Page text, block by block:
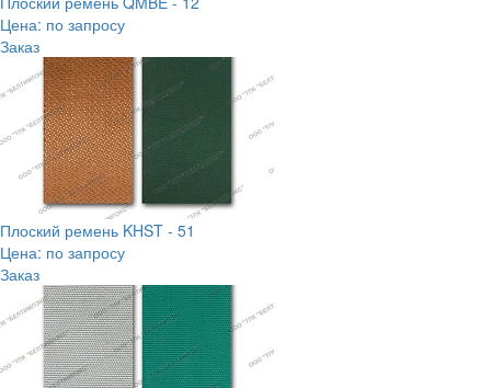
Цена: по запросу
Заказ
Плоский ремень KHST - 51
Цена: по запросу
Заказ